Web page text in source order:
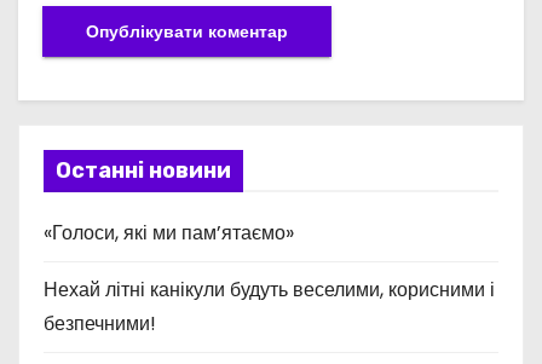
Останні новини
«Голоси, які ми пам’ятаємо»
Нехай літні канікули будуть веселими, корисними і
безпечними!